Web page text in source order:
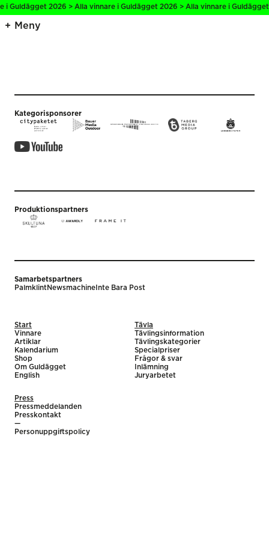
Guldägget 2026 > Alla vinnare i Guldägget 2026 > Alla vinnare i
Meny
Kategorisponsorer
Produktionspartners
Samarbetspartners
PalmklintNewsmachine Inte Bara Post
Start
Vinnare
Artiklar
Kalendarium
Shop
Om Guldägget
English
Tävla
Tävlingsinformation
Tävlingskategorier
Specialpriser
Frågor & svar
Inlämning
Juryarbetet
Press
Pressmeddelanden
Presskontakt
—
Personuppgiftspolicy